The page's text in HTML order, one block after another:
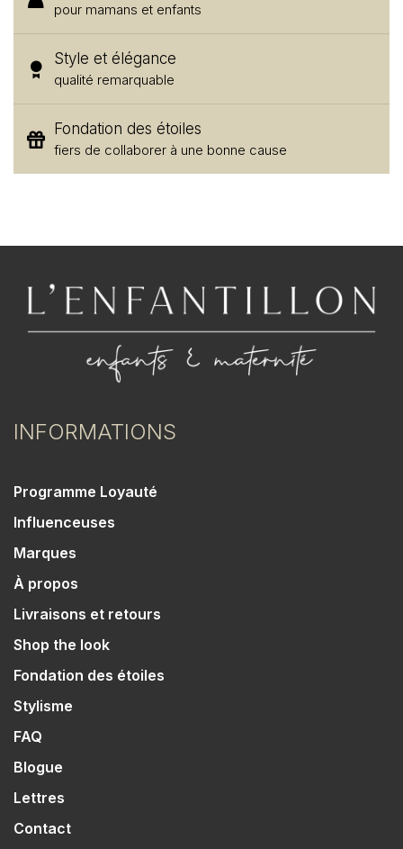
pour mamans et enfants
Style et élégance
qualité remarquable
Fondation des étoiles
fiers de collaborer à une bonne cause
INFORMATIONS
Programme Loyauté
Influenceuses
Marques
À propos
Livraisons et retours
Shop the look
Fondation des étoiles
Stylisme
FAQ
Blogue
Lettres
Contact